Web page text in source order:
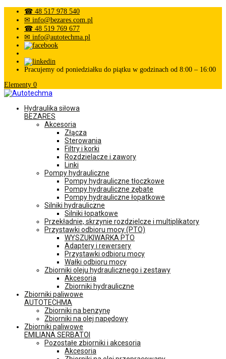
☎ 48 517 978 540
✉ info@bezares.com.pl
☎ 48 519 769 677
✉ info@autotechma.pl
Pracujemy od poniedziałku do piątku w godzinach od 8:00 – 16:00
Elementy 0
Hydraulika siłowa
BEZARES
Akcesoria
Złącza
Sterowania
Filtry i korki
Rozdzielacze i zawory
Linki
Pompy hydrauliczne
Pompy hydrauliczne tłoczkowe
Pompy hydrauliczne zębate
Pompy hydrauliczne łopatkowe
Silniki hydrauliczne
Silniki łopatkowe
Przekładnie, skrzynie rozdzielcze i multiplikatory
Przystawki odbioru mocy (PTO)
WYSZUKIWARKA PTO
Adaptery i rewersery
Przystawki odbioru mocy
Wałki odbioru mocy
Zbiorniki oleju hydraulicznego i zestawy
Akcesoria
Zbiorniki hydrauliczne
Zbiorniki paliwowe
AUTOTECHMA
Zbiorniki na benzynę
Zbiorniki na olej napędowy
Zbiorniki paliwowe
EMILIANA SERBATOI
Pozostałe zbiorniki i akcesoria
Akcesoria